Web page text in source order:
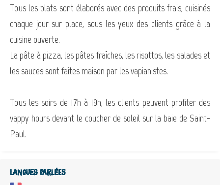
Tous les plats sont élaborés avec des produits frais, cuisinés
chaque jour sur place, sous les yeux des clients grâce à la
cuisine ouverte.
La pâte à pizza, les pâtes fraîches, les risottos, les salades et
les sauces sont faites maison par les vapianistes.
Tous les soirs de 17h à 19h, les clients peuvent profiter des
vappy hours devant le coucher de soleil sur la baie de Saint-
Paul.
Langues parlées